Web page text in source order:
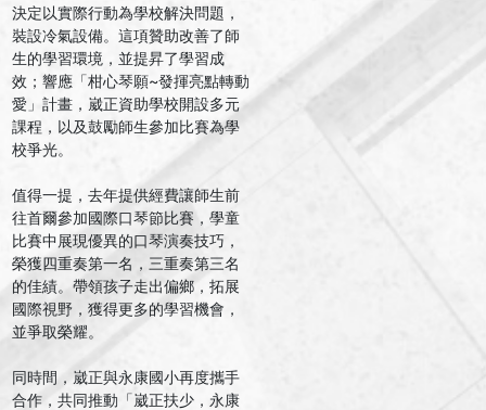
決定以實際行動為學校解決問題，
裝設冷氣設備。這項贊助改善了師
生的學習環境，並提昇了學習成
效；響應「柑心琴願~發揮亮點轉動
愛」計畫，崴正資助學校開設多元
課程，以及鼓勵師生參加比賽為學
校爭光。
值得一提，去年提供經費讓師生前
往首爾參加國際口琴節比賽，學童
比賽中展現優異的口琴演奏技巧，
榮獲四重奏第一名，三重奏第三名
的佳績。帶領孩子走出偏鄉，拓展
國際視野，獲得更多的學習機會，
並爭取榮耀。
同時間，崴正與永康國小再度攜手
合作，共同推動「崴正扶少，永康